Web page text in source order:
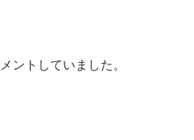
ントしていました。